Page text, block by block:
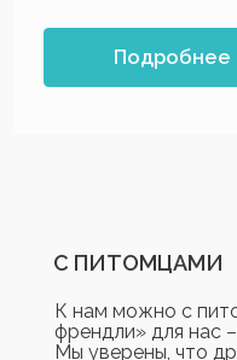
С ПИТОМЦАМИ
К нам можно с
френдли» для нас
Мы уверены, что